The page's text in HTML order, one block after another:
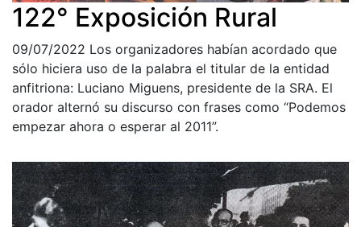
122° Exposición Rural
09/07/2022 Los organizadores habían acordado que
sólo hiciera uso de la palabra el titular de la entidad
anfitriona: Luciano Miguens, presidente de la SRA. El
orador alternó su discurso con frases como “Podemos
empezar ahora o esperar al 2011”.